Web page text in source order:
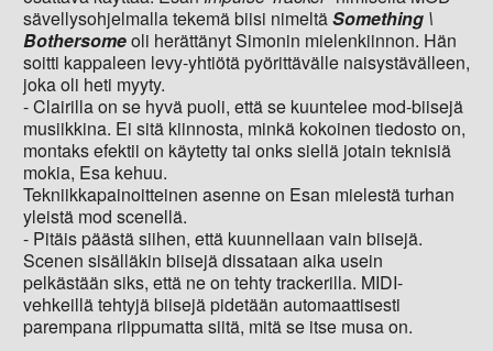
sävellysohjelmalla tekemä biisi nimeltäSomething \
Bothersomeoli herättänyt Simonin mielenkiinnon. Hän
soitti kappaleen levy-yhtiötä pyörittävälle naisystävälleen,
joka oli heti myyty.
- Clairilla on se hyvä puoli, että se kuuntelee mod-biisejä
musiikkina. Ei sitä kiinnosta, minkä kokoinen tiedosto on,
montaks efektii on käytetty tai onks siellä jotain teknisiä
mokia, Esa kehuu.
Tekniikkapainoitteinen asenne on Esan mielestä turhan
yleistä mod scenellä.
- Pitäis päästä siihen, että kuunnellaan vain biisejä.
Scenen sisälläkin biisejä dissataan aika usein
pelkästään siks, että ne on tehty trackerilla. MIDI-
vehkeillä tehtyjä biisejä pidetään automaattisesti
parempana riippumatta siitä, mitä se itse musa on.